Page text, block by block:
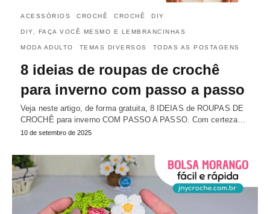
ACESSÓRIOS CROCHÊ CROCHÊ DIY
DIY, FAÇA VOCÊ MESMO E LEMBRANCINHAS
MODA ADULTO TEMAS DIVERSOS TODAS AS POSTAGENS
8 ideias de roupas de crochê
para inverno com passo a passo
Veja neste artigo, de forma gratuita, 8 IDEIAS de ROUPAS DE
CROCHÊ para inverno COM PASSO A PASSO. Com certeza…
10 de setembro de 2025